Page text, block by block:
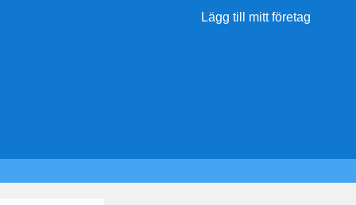
Lägg till mitt företag